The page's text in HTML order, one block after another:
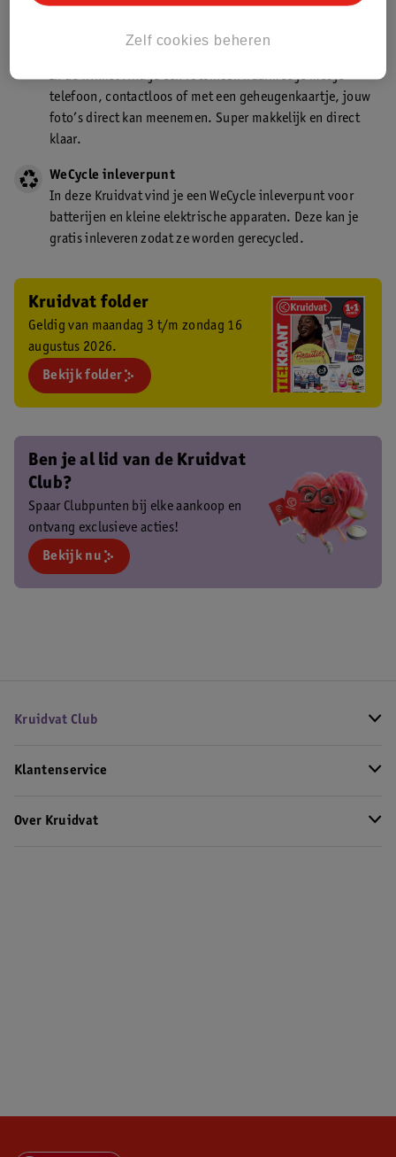
In de winkel vind je een fotokiosk waarmee je met je
telefoon, contactloos of met een geheugenkaartje, jouw
foto’s direct kan meenemen. Super makkelijk en direct
klaar.
WeCycle inleverpunt
In deze Kruidvat vind je een WeCycle inleverpunt voor
batterijen en kleine elektrische apparaten. Deze kan je
gratis inleveren zodat ze worden gerecycled.
Kruidvat folder
Geldig van maandag 3 t/m zondag 16
augustus 2026.
Bekijk folder
Ben je al lid van de Kruidvat
Club?
Spaar Clubpunten bij elke aankoop en
ontvang exclusieve acties!
Bekijk nu
Kruidvat Club
Klantenservice
Over Kruidvat
Zelf cookies beheren